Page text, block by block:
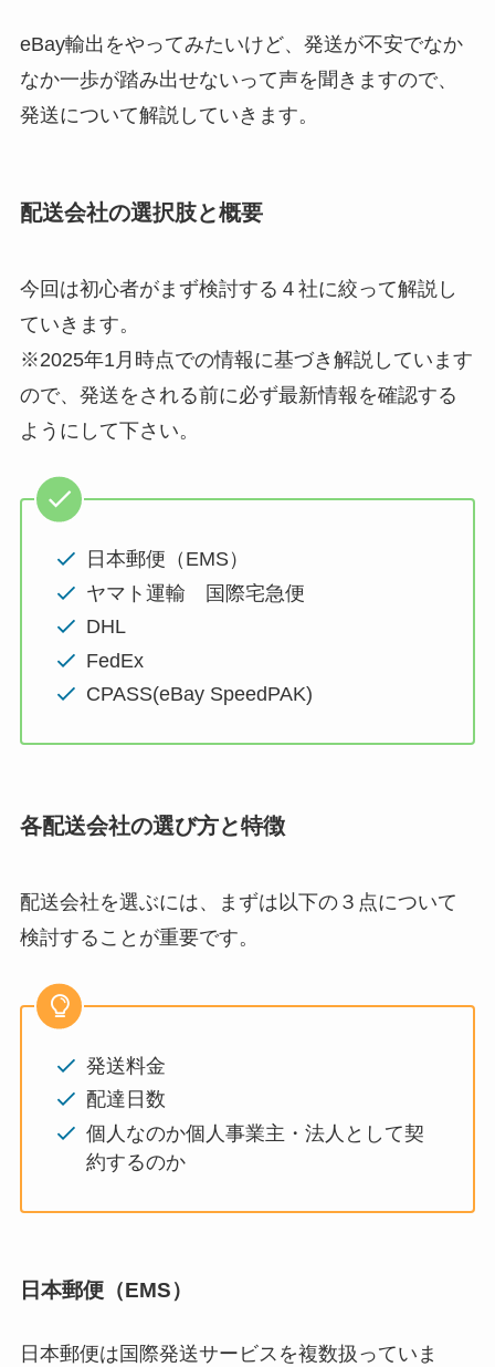
eBay輸出をやってみたいけど、発送が不安でなか
なか一歩が踏み出せないって声を聞きますので、
発送について解説していきます。
配送会社の選択肢と概要
今回は初心者がまず検討する４社に絞って解説し
ていきます。
※2025年1月時点での情報に基づき解説しています
ので、発送をされる前に必ず最新情報を確認する
ようにして下さい。
日本郵便（EMS）
ヤマト運輸 国際宅急便
DHL
FedEx
CPASS(eBay SpeedPAK)
各配送会社の選び方と特徴
配送会社を選ぶには、まずは以下の３点について
検討することが重要です。
発送料金
配達日数
個人なのか個人事業主・法人として契
約するのか
日本郵便（EMS）
日本郵便は国際発送サービスを複数扱っていま